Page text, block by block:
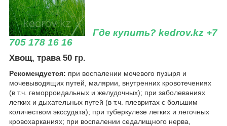
Где купить? kedrov.kz +7
705 178 16 16
Хвощ, трава 50 гр.
Рекомендуется: при воспалении мочевого пузыря и
мочевыводящих путей, малярии, внутренних кровотечениях
(в т.ч. геморроидальных и желудочных); при заболеваниях
легких и дыхательных путей (в т.ч. плевритах с большим
количеством экссудата); при туберкулезе легких и легочных
кровохарканиях; при воспалении седалищного нерва,